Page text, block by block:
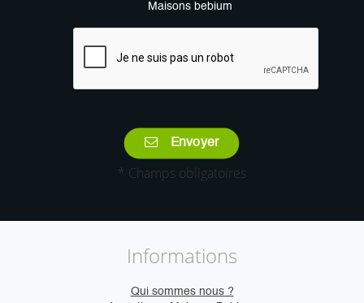
Maisons bebium
Envoyer
* Champs obligatoires
Informations
Qui sommes nous ?